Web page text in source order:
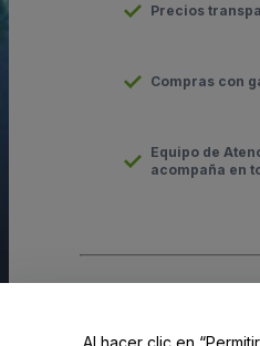
Precios
Compras con
Equipo de
acompaña en
Al hacer clic en